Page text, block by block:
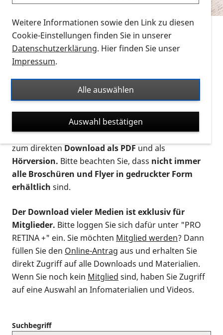
können? Schauen Sie sich dieErklärvideos zum
Thema Infomaterial auf der PRO RETINA-Website
für blinde und sehbehinderte Menschen an.
Auf dieser Seite finden Sie sämtliches Infomaterial
Ort. Nutzen Sie den Formatfilter, um ausschließlich
nach Flyern und Broschüren, Audios oder Videos zu
suchen. Die meisten Flyer und Broschüren werden in
verschiedenen Formaten angeboten: zur
postalischen Bestellung als gedruckte Variante
zum direktenDownload als PDFund als
Hörversion. Bitte beachten Sie, dass nicht immer
alle Broschüren und Flyer in gedruckter Form
erhältlich sind.
Der Download vieler Medien ist exklusiv für
Mitglieder. Bitte loggen Sie sich dafür unter "PRO
RETINA +" ein. Sie möchten Mitglied werden? Dann
füllen Sie den Online-Antrag aus und erhalten Sie
direkt Zugriff auf alle Downloads und Materialien.
Wenn Sie noch kein Mitglied sind, haben Sie Zugriff
auf eine Auswahl an Infomaterialien und Videos.
Suchbegriff
Weitere Informationen sowie den Link zu diesen
Cookie-Einstellungen finden Sie in unserer
Datenschutzerklärung. Hier finden Sie unser
Impressum.
Alle auswählen
Auswahl bestätigen